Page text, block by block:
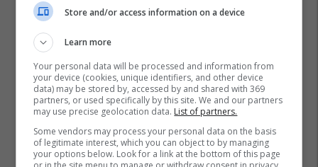
Store and/or access information on a device
Learn more
Your personal data will be processed and information from
your device (cookies, unique identifiers, and other device
data) may be stored by, accessed by and shared with 369
partners, or used specifically by this site. We and our partners
may use precise geolocation data. List of partners.
Some vendors may process your personal data on the basis
of legitimate interest, which you can object to by managing
your options below. Look for a link at the bottom of this page